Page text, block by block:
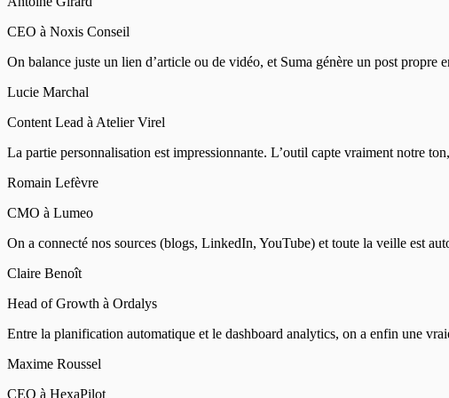
CEO à Noxis Conseil
On balance juste un lien d’article ou de vidéo, et Suma génère un post propre
Lucie Marchal
Content Lead à Atelier Virel
La partie personnalisation est impressionnante. L’outil capte vraiment notre
Romain Lefèvre
CMO à Lumeo
On a connecté nos sources (blogs, LinkedIn, YouTube) et toute la veille est
Claire Benoît
Head of Growth à Ordalys
Entre la planification automatique et le dashboard analytics, on a enfin une
Maxime Roussel
CEO à HexaPilot